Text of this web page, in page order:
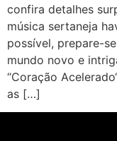
confira detalhes
música sertaneja
possível, prepare-
mundo novo e
“Coração
as […]